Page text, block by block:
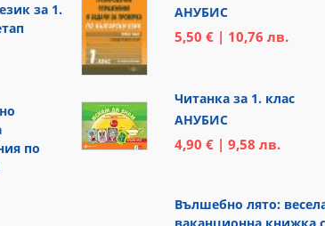
за 1.
по
АНУБИС
5,50 € | 10,76 лв.
Читанка за 1. клас
АНУБИС
4,90 € | 9,58 лв.
Вълшебно лято:
ваканционна книжка